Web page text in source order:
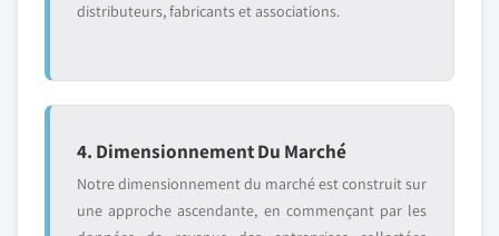
distributeurs, fabricants et associations.
4. Dimensionnement Du Marché
Notre dimensionnement du marché est construit sur
une approche ascendante, en commençant par les